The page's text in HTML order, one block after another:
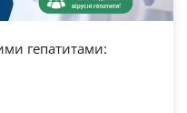
гепатитами: